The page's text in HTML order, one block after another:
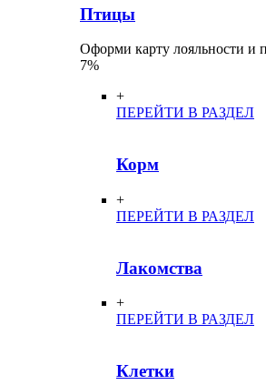
Птицы
Оформи карту лояльности
7%
+
ПЕРЕЙТИ В РАЗДЕЛ
Корм
+
ПЕРЕЙТИ В РАЗДЕЛ
Лакомства
+
ПЕРЕЙТИ В РАЗДЕЛ
Клетки